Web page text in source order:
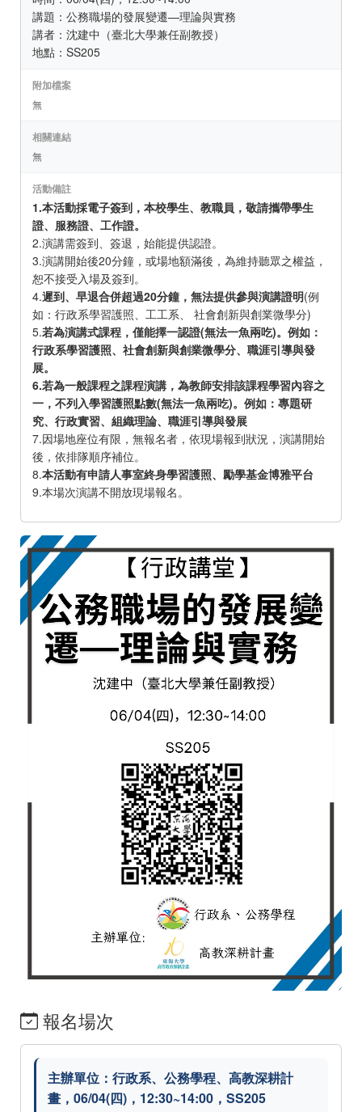
講題：公務職場的發展變遷—理論與實務
講者：沈建中（臺北大學兼任副教授）
地點：SS205
附加檔案
無
相關連結
無
活動備註
1.本活動採電子簽到，本校學生、教職員，敬請攜帶學生
證、服務證、工作證。
2.演講需簽到、簽退，始能提供認證。
3.演講開始後20分鐘，或場地額滿後，為維持聽眾之權益，
恕不接受入場及簽到。
4.遲到、早退合併超過20分鐘，無法提供參與演講證明(例
如：行政系學習護照、工工系、 社會創新與創業微學分)
5.若為演講式課程，僅能擇一認證(無法一魚兩吃)。例如：
行政系學習護照、社會創新與創業微學分、職涯引導與發
展。
6.若為一般課程之課程演講，為教師安排該課程學習內容之
一，不列入學習護照點數(無法一魚兩吃)。例如：專題研
究、行政實習、組織理論、職涯引導與發展
7.因場地座位有限，無報名者，依現場報到狀況，演講開始
後，依排隊順序補位。
8.本活動有申請人事室終身學習護照、勵學基金博雅平台
9.本場次演講不開放現場報名。
報名場次
主辦單位：行政系、公務學程、高教深耕計
畫，06/04(四)，12:30~14:00，SS205